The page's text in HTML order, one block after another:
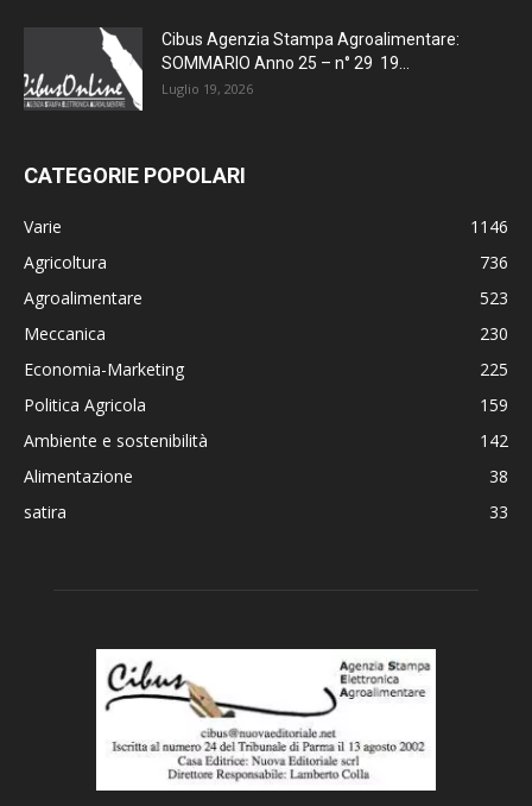
Cibus Agenzia Stampa Agroalimentare:
SOMMARIO Anno 25 – n° 29 19...
Luglio 19, 2026
CATEGORIE POPOLARI
Varie
1146
Agricoltura
736
Agroalimentare
523
Meccanica
230
Economia-Marketing
225
Politica Agricola
159
Ambiente e sostenibilità
142
Alimentazione
38
satira
33